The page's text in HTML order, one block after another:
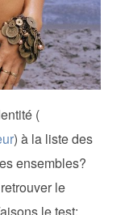
(
) à la liste des
ensembles?
le